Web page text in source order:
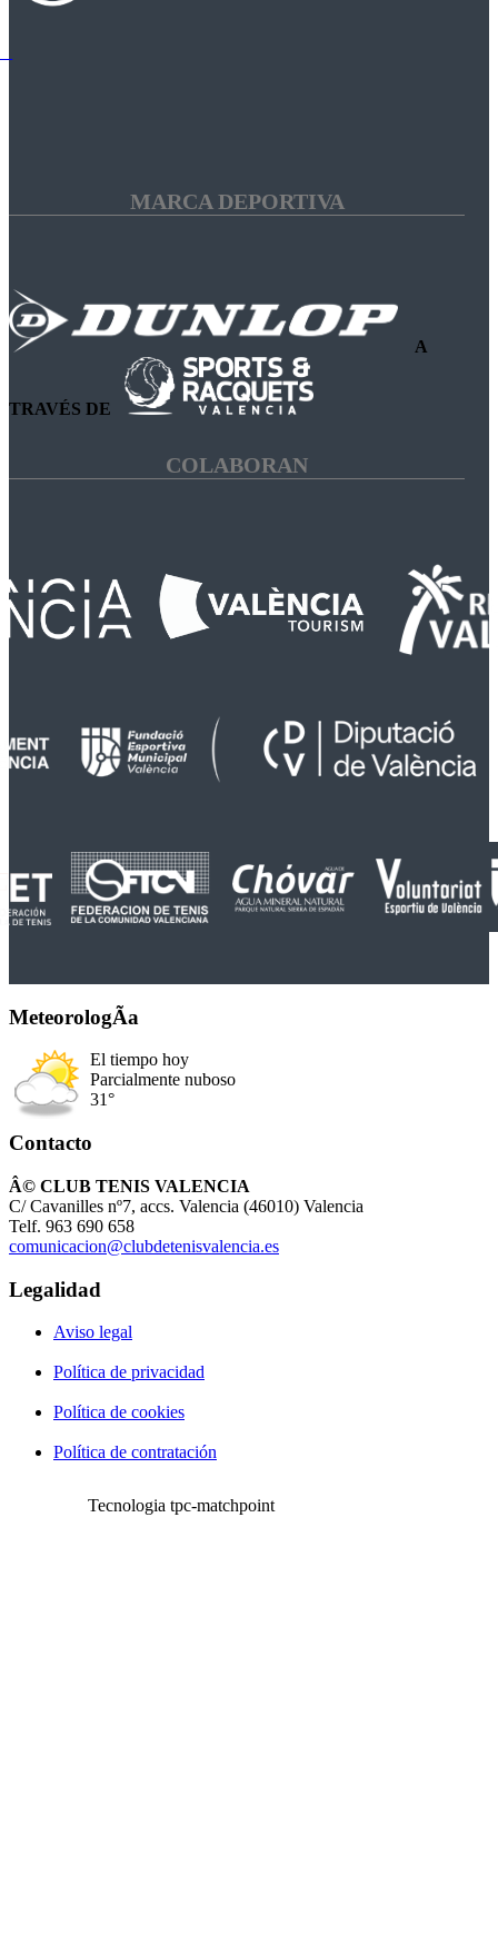
MARCA DEPORTIVA
A
TRAVÉS DE
COLABORAN
MeteorologÃ­a
El tiempo hoy
Parcialmente nuboso
31°
Contacto
Â© CLUB TENIS VALENCIA
C/ Cavanilles nº7, accs. Valencia (46010) Valencia
Telf. 963 690 658
comunicacion@clubdetenisvalencia.es
Legalidad
Aviso legal
Política de privacidad
Política de cookies
Política de contratación
Tecnologia tpc-matchpoint